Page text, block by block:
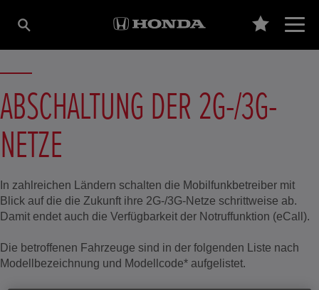
ABSCHALTUNG DER 2G-/3G-
NETZE
In zahlreichen Ländern schalten die Mobilfunkbetreiber mit
Blick auf die die Zukunft ihre 2G-/3G-Netze schrittweise ab.
Damit endet auch die Verfügbarkeit der Notruffunktion (eCall).
Die betroffenen Fahrzeuge sind in der folgenden Liste nach
Modellbezeichnung und Modellcode* aufgelistet.